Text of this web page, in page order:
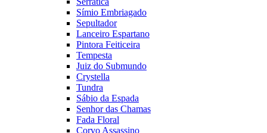
Símio Embriagado
Sepultador
Lanceiro Espartano
Pintora Feiticeira
Tempesta
Juiz do Submundo
Crystella
Tundra
Sábio da Espada
Senhor das Chamas
Fada Floral
Corvo Assassino